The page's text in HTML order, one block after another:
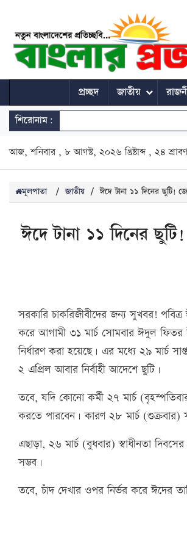
প্রচ্ছদ জাতীয়
শিরোনাম:
আজ, শনিবার , ৮ আগস্ট, ২০২৬ খ্রিষ্টাব্দ , ২৪
মূলপাতা / জাতীয় / ঈদে টানা ১১ দিনের ছুটি!
ঈদে টানা ১১ দিনের
সরকারি চাকরিজীবীদের জন্য সুখবর!
করে আগামী ৩১ মার্চ সোমবার ঈদুল ফিতর
নির্ধারণ করা হয়েছে। এর মধ্যে ২৯ মার্চ
২ এপ্রিল আবার নির্বাহী আদেশে ছুটি।
তবে, যদি কোনো কর্মী ২৭ মার্চ
করতে পারবেন। কারণ ২৮ মার্চ (শুক্রবার)
এছাড়া, ২৬ মার্চ (বুধবার) স্বাধীনতা
সম্ভব।
তবে, চাঁদ দেখার ওপর নির্ভর করে ঈদের